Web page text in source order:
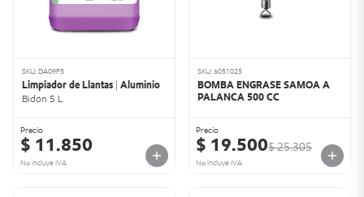
SKU: DA09F5
Limpiador de Llantas | Aluminio
Bidón 5 L
Precio
$ 11.850
No incluye IVA
SKU: 6051025
BOMBA ENGRASE SAMOA A
PALANCA 500 CC
Precio
$ 19.500$ 25.305
No incluye IVA